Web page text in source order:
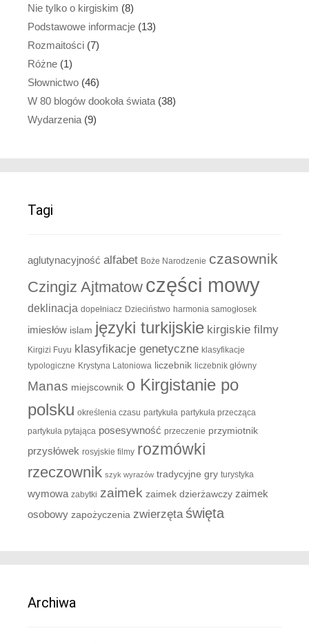
Nie tylko o kirgiskim (8)
Podstawowe informacje (13)
Rozmaitości (7)
Różne (1)
Słownictwo (46)
W 80 blogów dookoła świata (38)
Wydarzenia (9)
Tagi
aglutynacyjność alfabet Boże Narodzenie czasownik
Czingiz Ajtmatow części mowy
deklinacja dopełniacz Dzieciństwo harmonia samogłosek
imiesłów islam języki turkijskie kirgiskie filmy
Kirgizi Fuyu klasyfikacje genetyczne klasyfikacje
typologiczne Krystyna Latoniowa liczebnik liczebnik główny
Manas miejscownik o Kirgistanie po
polsku określenia czasu partykuła partykuła przecząca
partykuła pytająca posesywność przeczenie przymiotnik
przysłówek rosyjskie filmy rozmówki
rzeczownik szyk wyrazów tradycyjne gry turystyka
wymowa zabytki zaimek zaimek dzierżawczy zaimek
osobowy zapożyczenia zwierzęta święta
Archiwa